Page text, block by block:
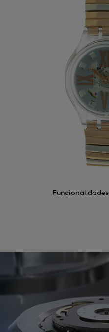
Funcionalidades